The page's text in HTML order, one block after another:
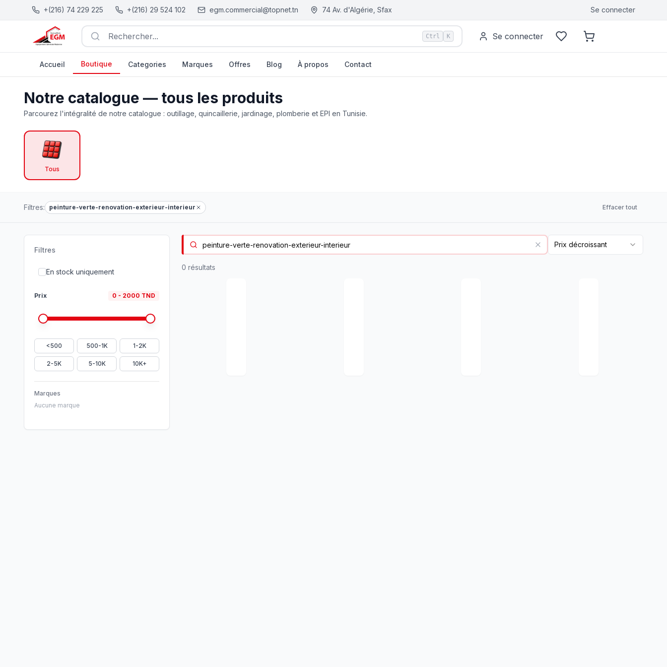
+(216) 74 229 225 +(216) 29 524 102 egm.commercial@topnet.tn 74 Av. d'Algérie, Sfax Se connecter
Rechercher... Ctrl K Se connecter
Accueil Boutique Categories Marques Offres Blog À propos Contact
Notre catalogue — tous les produits
Parcourez l'intégralité de notre catalogue : outillage, quincaillerie, jardinage, plomberie et EPI en Tunisie.
Tous
Filtres: peinture-verte-renovation-exterieur-interieur Effacer tout
Filtres
En stock uniquement
Prix 0 - 2000 TND
<500 500-1K 1-2K
2-5K 5-10K 10K+
Marques
Aucune marque
Prix décroissant
0 résultats